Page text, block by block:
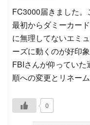
FC3000届きました
最初からダミーカー
に無理してないエミ
ーズに動くのが好印象
FBIさんが仰ってい
順への変更とリネー
0